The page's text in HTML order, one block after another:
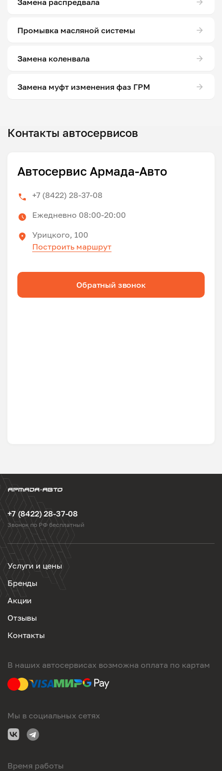
Промывка масляной системы
Замена коленвала
Замена муфт изменения фаз ГРМ
Контакты автосервисов
Автосервис Армада-Авто
+7 (8422) 28-37-08
Ежедневно 08:00-20:00
Урицкого, 100
Построить маршрут
Обратный звонок
+7 (8422) 28-37-08
Звонок по РФ бесплатный
Услуги и цены
Бренды
Акции
Отзывы
Контакты
В наших автосервисах возможна оплата по картам
Мы в социальных сетях
Время работы